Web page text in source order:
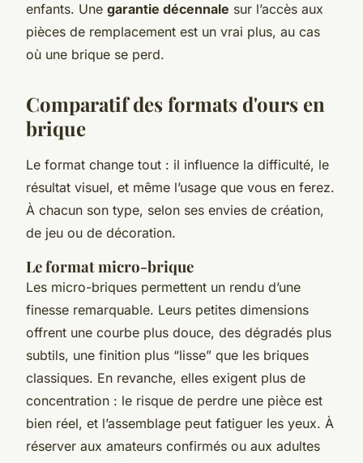
enfants. Une garantie décennale sur l’accès aux
pièces de remplacement est un vrai plus, au cas
où une brique se perd.
Comparatif des formats d'ours en
brique
Le format change tout : il influence la difficulté, le
résultat visuel, et même l’usage que vous en ferez.
À chacun son type, selon ses envies de création,
de jeu ou de décoration.
Le format micro-brique
Les micro-briques permettent un rendu d’une
finesse remarquable. Leurs petites dimensions
offrent une courbe plus douce, des dégradés plus
subtils, une finition plus “lisse” que les briques
classiques. En revanche, elles exigent plus de
concentration : le risque de perdre une pièce est
bien réel, et l’assemblage peut fatiguer les yeux. À
réserver aux amateurs confirmés ou aux adultes